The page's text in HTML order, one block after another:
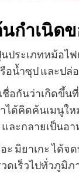
กำเนิด
ประเภทหม้อไ
อน้ำซุป และปล่
ชื่อกันว่าเกิดขึ้น
าได้คิดค้นเมนู
และกลายเป็น
ะ มิยาเกะ ได้
ดเร็วไปทั่วภูมิ